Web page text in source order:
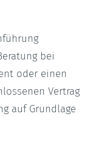
bei
oder einen
Vertrag
auf Grundlage